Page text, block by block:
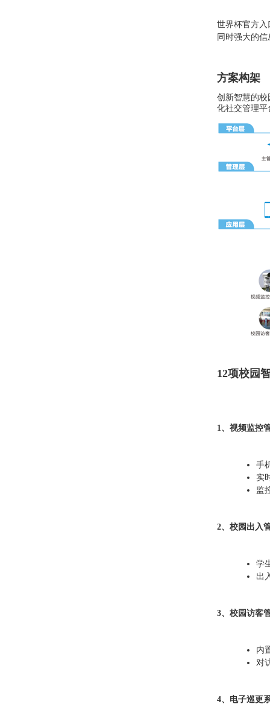
世界杯官方
同时强大的
方案构架
创新智慧的
化社交管理
12项校园
1、视频监控
手
实
监
2、校园出入
学
出
3、校园访客
内
对
4、电子巡更